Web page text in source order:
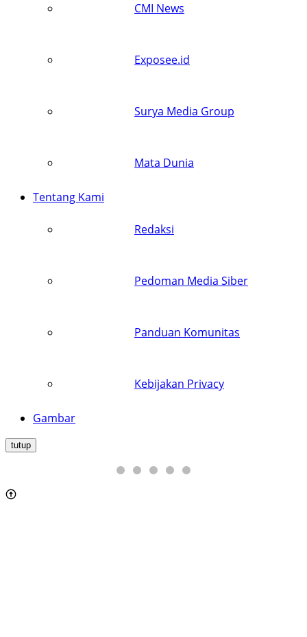
CMI News
Exposee.id
Surya Media Group
Mata Dunia
Tentang Kami
Redaksi
Pedoman Media Siber
Panduan Komunitas
Kebijakan Privacy
Gambar
tutup